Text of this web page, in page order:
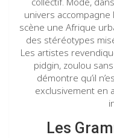
univers
scène une Afrique
des stéréotypes
Les artistes
pidgin, zoulou
démontre qu’il
exclusivement en
Les